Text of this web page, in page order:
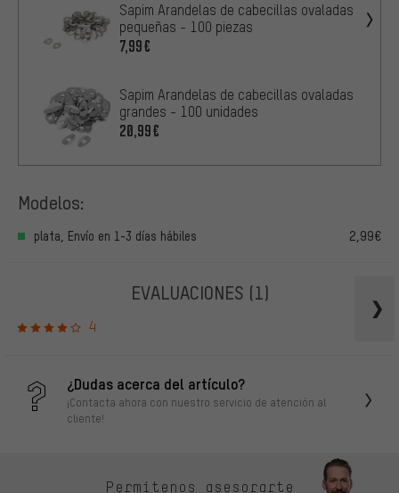
Sapim Arandelas de cabecillas ovaladas
pequeñas - 100 piezas
7,99€
Sapim Arandelas de cabecillas ovaladas
grandes - 100 unidades
20,99€
Modelos:
plata, Envío en 1-3 días hábiles 2,99€
EVALUACIONES (1)
4
¿Dudas acerca del artículo?
¡Contacta ahora con nuestro servicio de atención al
cliente!
Permítenos asesorarte